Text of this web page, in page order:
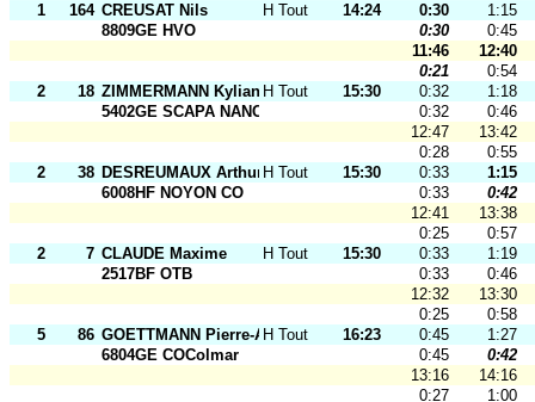
1 164 CREUSAT Nils H Tout Ages14:24 0:30
1:15
8809GE HVO
0:30
0:45
11:46
12:40
0:21
0:54
2
18 ZIMMERMANN Kylian H Tout Ages15:30 0:32
1:18
5402GE SCAPA NANCY
0:32
0:46
12:47
13:42
0:28
0:55
2
38 DESREUMAUX Arthur H Tout Ages15:30 0:33
1:15
6008HF NOYON CO
0:33
0:42
12:41
13:38
0:25
0:57
2
7 CLAUDE Maxime H Tout Ages15:30 0:33
1:19
2517BF OTB
0:33
0:46
12:32
13:30
0:25
0:58
5
86 GOETTMANN Pierre-AiméH Tout Ages16:23 0:45
1:27
6804GE COColmar
0:45
0:42
13:16
14:16
0:27
1:00